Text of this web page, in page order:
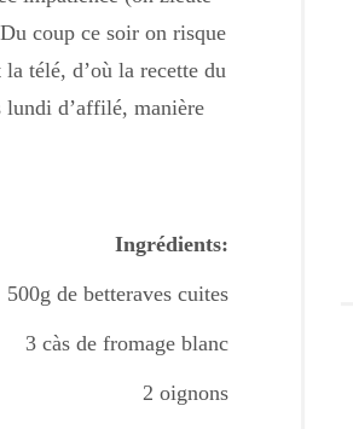
coup ce soir on risque
télé, d’où la recette du
lundi d’affilé, manière
Ingrédients:
500g de betteraves cuites
3 càs de fromage blanc
2 oignons